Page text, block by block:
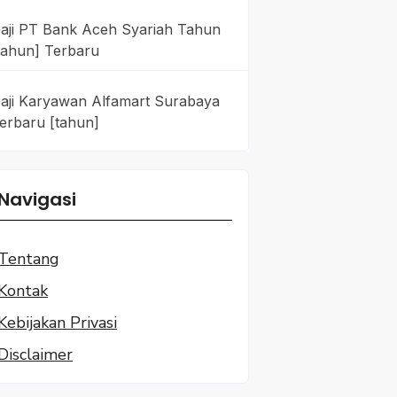
PT Bank Aceh Syariah Tahun
Terbaru
Karyawan Alfamart Surabaya
[tahun]
Privasi